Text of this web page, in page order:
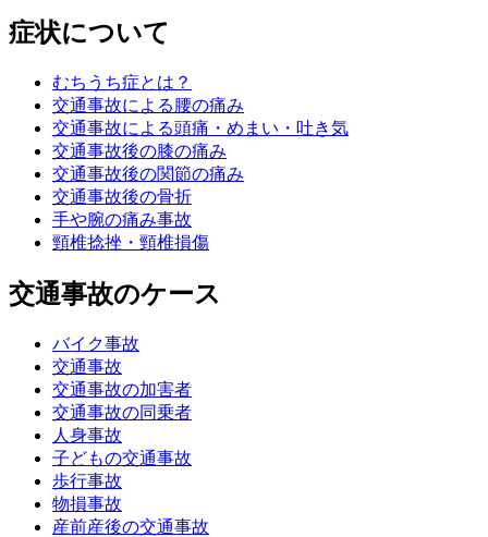
症状について
むちうち症とは？
交通事故による腰の痛み
交通事故による頭痛・めまい・吐き気
交通事故後の膝の痛み
交通事故後の関節の痛み
交通事故後の骨折
手や腕の痛み事故
頸椎捻挫・頸椎損傷
交通事故のケース
バイク事故
交通事故
交通事故の加害者
交通事故の同乗者
人身事故
子どもの交通事故
歩行事故
物損事故
産前産後の交通事故